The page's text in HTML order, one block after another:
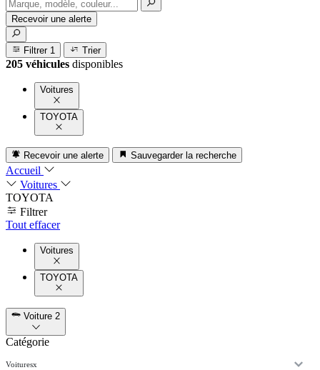
Recevoir une alerte
Filtrer 1 Trier
205 véhicules disponibles
Voitures
TOYOTA
Recevoir une alerte Sauvegarder la recherche
Accueil
Voitures
TOYOTA
Filtrer
Tout effacer
Voitures
TOYOTA
Voiture 2
Catégorie
Voituresx